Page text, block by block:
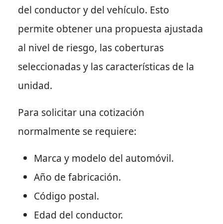
del conductor y del vehículo. Esto
permite obtener una propuesta ajustada
al nivel de riesgo, las coberturas
seleccionadas y las características de la
unidad.
Para solicitar una cotización
normalmente se requiere:
Marca y modelo del automóvil.
Año de fabricación.
Código postal.
Edad del conductor.